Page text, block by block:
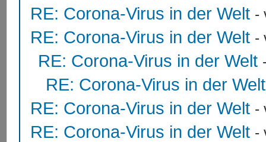
RE: Corona-Virus in der Welt -
RE: Corona-Virus in der Welt -
RE: Corona-Virus in der Welt
RE: Corona-Virus in der Welt
RE: Corona-Virus in der Welt -
RE: Corona-Virus in der Welt -